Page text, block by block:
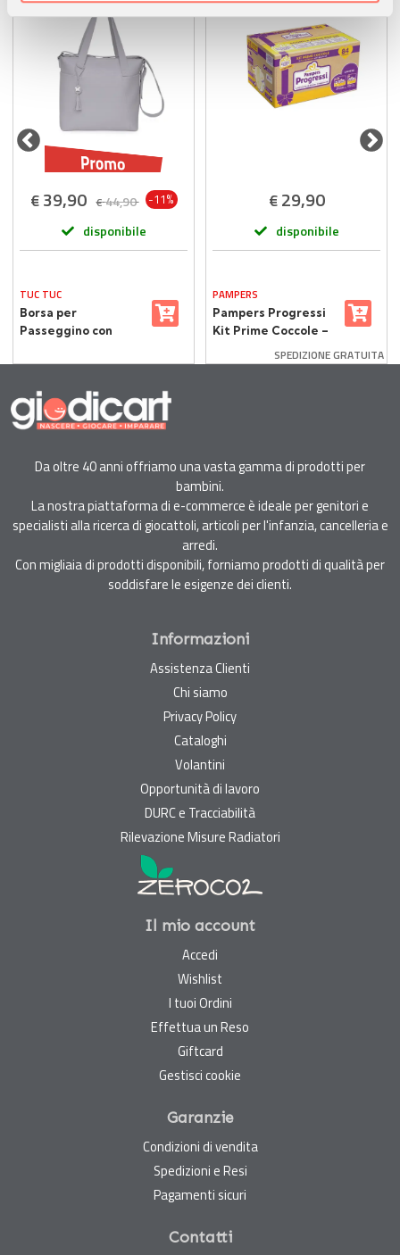
pubblicità e social media, i quali potrebbero combinarle
con altre informazioni che ha fornito loro o che hanno
raccolto dal suo utilizzo dei loro servizi.
€ 39,90 €44,90 -11%
disponibile
TUC TUC
Borsa per
Passeggino con
Grigia
€ 29,90
disponibile
PAMPERS
Pampers Progressi
Kit Prime Coccole –
Neonati
SPEDIZIONE GRATUITA
Da oltre 40 anni offriamo una vasta gamma di prodotti per
bambini.
La nostra piattaforma di e-commerce è ideale per genitori e
specialisti alla ricerca di giocattoli, articoli per l'infanzia, cancelleria e
arredi.
Con migliaia di prodotti disponibili, forniamo prodotti di qualità per
soddisfare le esigenze dei clienti.
Informazioni
Assistenza Clienti
Chi siamo
Privacy Policy
Cataloghi
Volantini
Opportunità di lavoro
DURC e Tracciabilità
Rilevazione Misure Radiatori
Il mio account
Accedi
Wishlist
I tuoi Ordini
Effettua un Reso
Giftcard
Gestisci cookie
Garanzie
Condizioni di vendita
Spedizioni e Resi
Pagamenti sicuri
Contatti